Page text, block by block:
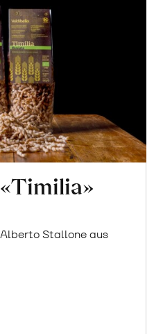
Stallone aus